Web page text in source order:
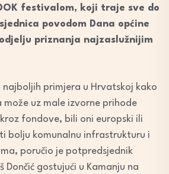
festivalom, koji traje sve do
povodom Dana općine
priznanja najzaslužnijim
najboljih primjera u Hrvatskoj kako
uz male izvorne prihode
fondove, bili oni europski ili
bolju komunalnu infrastrukturu i
poručio je potpredsjednik
Dončić gostujući u Kamanju na